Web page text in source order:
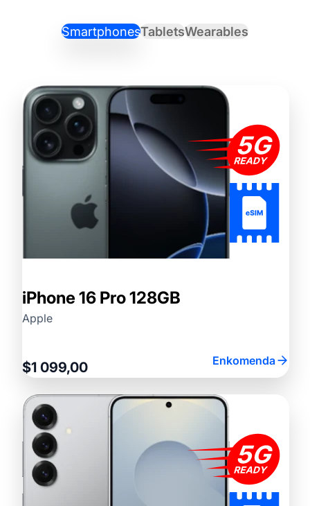
SmartphonesTabletsWearables
iPhone 16 Pro 128GB
Apple
$1 099,00 Enkomenda